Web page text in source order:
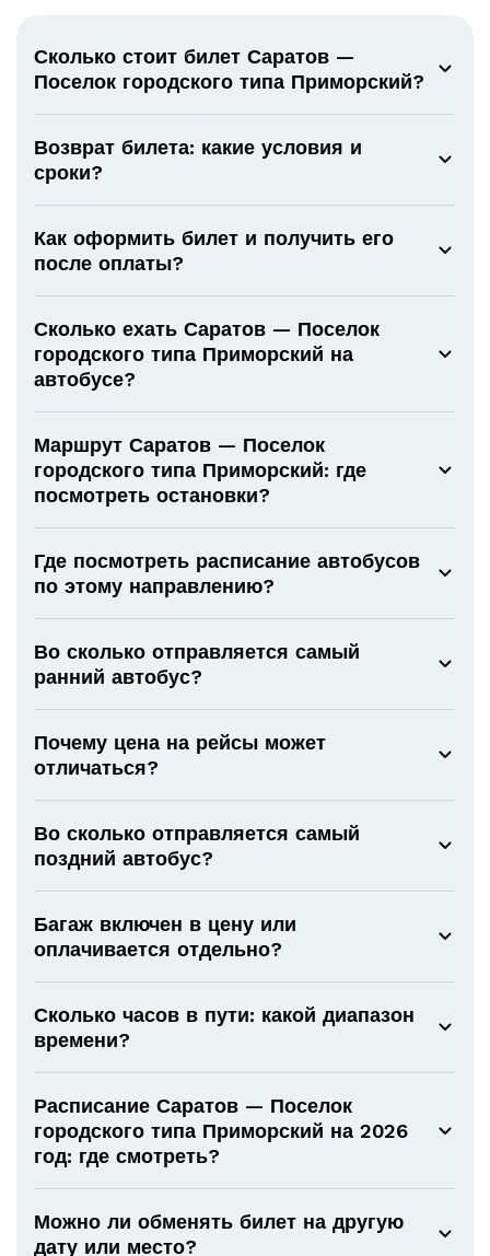
Сколько стоит билет Саратов —
Поселок городского типа Приморский?
Возврат билета: какие условия и
сроки?
Как оформить билет и получить его
после оплаты?
Сколько ехать Саратов — Поселок
городского типа Приморский на
автобусе?
Маршрут Саратов — Поселок
городского типа Приморский: где
посмотреть остановки?
Где посмотреть расписание автобусов
по этому направлению?
Во сколько отправляется самый
ранний автобус?
Почему цена на рейсы может
отличаться?
Во сколько отправляется самый
поздний автобус?
Багаж включен в цену или
оплачивается отдельно?
Сколько часов в пути: какой диапазон
времени?
Расписание Саратов — Поселок
городского типа Приморский на 2026
год: где смотреть?
Можно ли обменять билет на другую
дату или место?